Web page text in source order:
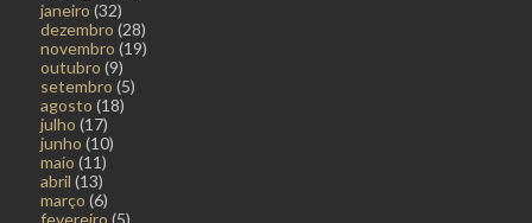
janeiro (32)
dezembro (28)
novembro (19)
outubro (9)
setembro (5)
agosto (18)
julho (17)
junho (10)
maio (11)
abril (13)
março (6)